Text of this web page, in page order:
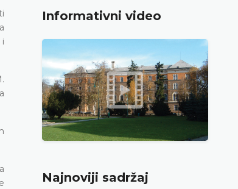
Informativni video
Najnoviji sadržaj